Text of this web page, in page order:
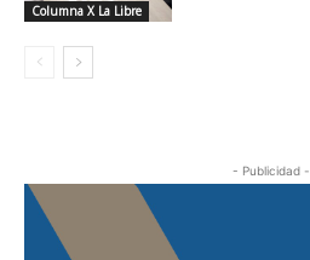
Columna X La Libre
- Publicidad -